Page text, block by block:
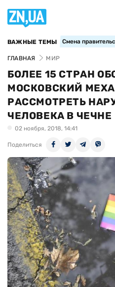
ВАЖНЫЕ ТЕМЫ Смена
ГЛАВНАЯ МИР
БОЛЕЕ 15 СТРАН
МОСКОВСКИЙ
РАССМОТРЕТЬ
ЧЕЛОВЕКА В ЧЕЧНЕ
02 ноября, 2018, 14:41
Поделиться